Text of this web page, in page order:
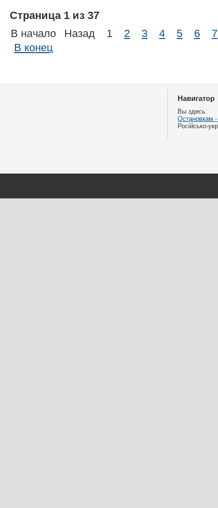
Страница 1 из 37
В начало
Назад 1 2 3 4 5 6
7
В конец
Навигатор
Вы здесь:
Остановкам
Російсько-